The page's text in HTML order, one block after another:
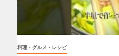
料理・グルメ・レシピ